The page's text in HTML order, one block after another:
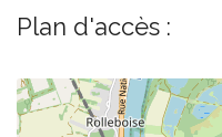
Plan d'accès :